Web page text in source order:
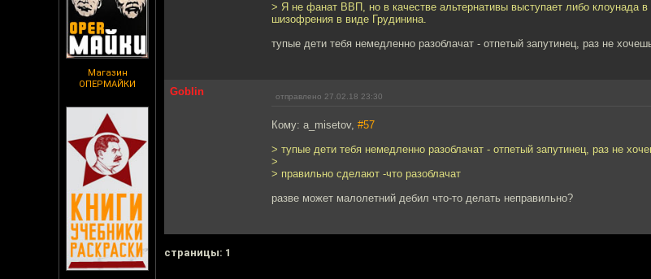
Магазин
ОПЕРМАЙКИ
> Я не фанат ВВП, но в качестве альтернативы выступает либо клоунада
шизофрения в виде Грудинина.
тупые дети тебя немедленно разоблачат - отпетый запутинец, раз не
Goblin отправлено 27.02.18 23:30
Кому: a_misetov, #57
> тупые дети тебя немедленно разоблачат - отпетый запутинец, раз не
>
> правильно сделают -что разоблачат
разве может малолетний дебил что-то делать неправильно?
cтраницы: 1